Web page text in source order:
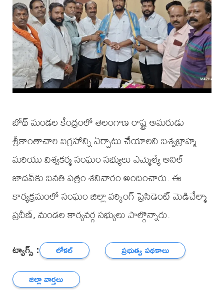
బోథ్ మండల కేంద్రంలో తెలంగాణ రాష్ట్ర అమరుడు
శ్రీకాంతాచారి విగ్రహాన్ని ఏర్పాటు చేయాలని విశ్వబ్రాహ్మ
మరియు విశ్వకర్మ సంఘం సభ్యులు ఎమ్మెల్యే అనిల్
జాదవ్‌కు వినతి పత్రం శనివారం అందించారు. ఈ
కార్యక్రమంలో సంఘం జిల్లా వర్కింగ్ ప్రెసిడెంట్ మెడిచేల్మా
ప్రవీణ్, మండల కార్యవర్గ సభ్యులు పాల్గొన్నారు.
ట్యాగ్స్ : లోకల్
ప్రభుత్వ పథకాలు
జిల్లా వార్తలు